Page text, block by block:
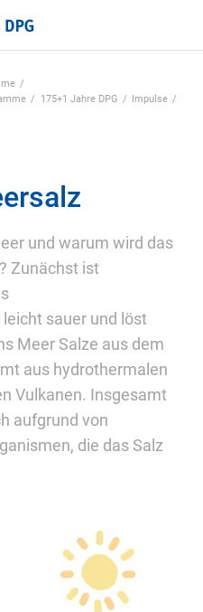
175+1 Jahre DPG
Impulse
und warum wird das
Zunächst ist
sauer und löst
Meer Salze aus dem
aus hydrothermalen
Vulkanen. Insgesamt
aufgrund von
die das Salz